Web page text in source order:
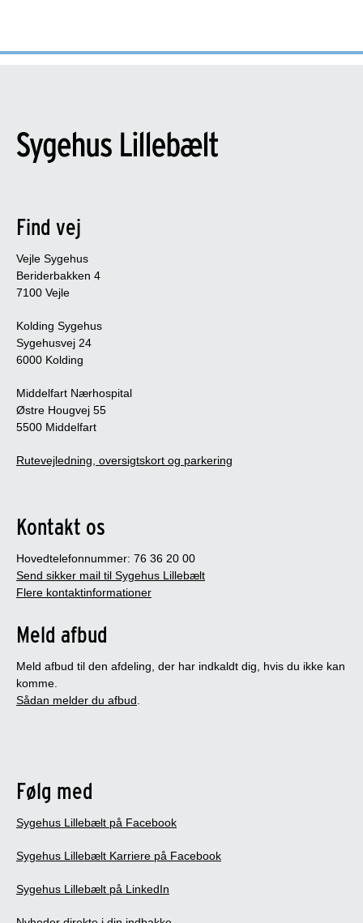
Find vej
Vejle Sygehus
Beriderbakken 4
7100 Vejle
Kolding Sygehus
Sygehusvej 24
6000 Kolding
Middelfart Nærhospital
Østre Hougvej 55
5500 Middelfart
Rutevejledning, oversigtskort og parkering
Kontakt os
Hovedtelefonnummer: 76 36 20 00
Send sikker mail til Sygehus Lillebælt
Flere kontaktinformationer
Meld afbud
Meld afbud til den afdeling, der har indkaldt dig, hvis du ikke kan
komme.
Sådan melder du afbud.
Følg med
Sygehus Lillebælt på Facebook
Sygehus Lillebælt Karriere på Facebook
Sygehus Lillebælt på LinkedIn